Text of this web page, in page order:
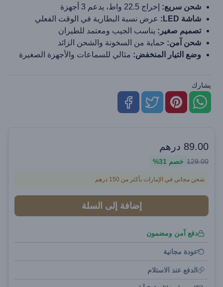
شحن سريع: إخراج 22.5 واط، يدعم 3 أجهزة
شاشة LED:
عرض نسبة البطارية في الوقت الفعلي
تصميم صغير: يناسب الجيب ومعتمد للطيران
شحن آمن: حماية من السخونة والشحن الزائد
وضع التيار المنخفض: مثالي للسماعات والأجهزة الصغيرة
يشارك
89.00 درهم
129.00 خصم 31%
شحن مجاني في الإمارات بأكثر من 150 درهم
إضافة إلى السلة
دفع آمن ومضمون
عودة مجانية
الدفع عند الاستلام